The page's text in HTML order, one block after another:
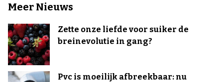
Meer Nieuws
Zette onze liefde voor suiker de
breinevolutie in gang?
Pvc is moeilijk afbreekbaar: nu